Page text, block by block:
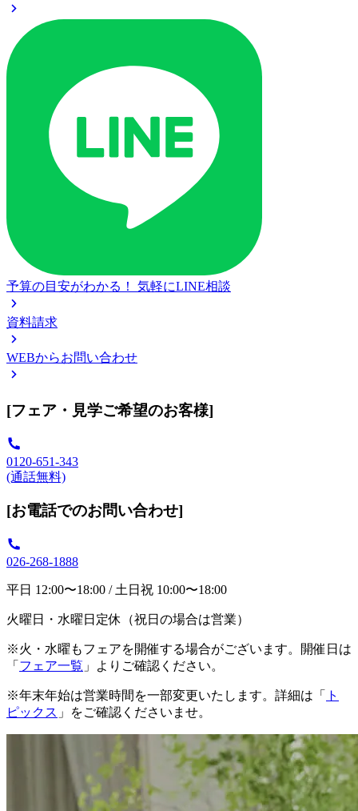
予算の目安がわかる！ 気軽にLINE相談
資料請求
WEBからお問い合わせ
[フェア・見学ご希望のお客様]
0120-651-343
(通話無料)
[お電話でのお問い合わせ]
026-268-1888
平日 12:00〜18:00 / 土日祝 10:00〜18:00
火曜日・水曜日定休（祝日の場合は営業）
※火・水曜もフェアを開催する場合がございます。開催日は
「 フェア一覧 」よりご確認ください。
※年末年始は営業時間を一部変更いたします。詳細は「
ト
ピックス 」をご確認くださいませ。